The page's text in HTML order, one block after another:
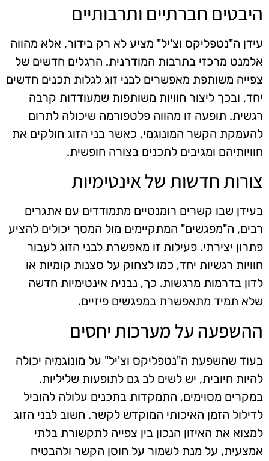
היבטים חברתיים ותרבותיים
עידן ה"נטפליקס וצ'יל" מציע לא רק בידור, אלא מהווה
אלמנט מרכזי בתרבות המודרנית. הרגלים חדשים של
צפייה משותפת מאפשרים לבני זוג לגלות תכנים חדשים
יחד, ובכך ליצור חוויות משותפות שמעודדות קרבה
רגשית. תופעה זו מהווה פלטפורמה שיכולה לתרום
להעמקת הקשר המונוגמי, כאשר בני הזוג חולקים את
חוויותיהם ומגיבים לתכנים בצורה חופשית.
צורות חדשות של אינטימיות
בעידן שבו קשרים רומנטיים מתמודדים עם אתגרים
רבים, ה"מפגשים" המתקיימים מול המסך יכולים להציע
פתרון יצירתי. פעילות זו מאפשרת לבני הזוג לעבור
חוויות רגשיות יחד, כמו לצחוק על סצנות קומיות או
לדון בדרמות מרגשות. כך, נבנית אינטימיות חדשה
שלא תמיד מתאפשרת במפגשים פיזיים.
ההשפעה על מערכות יחסים
בעוד שהשפעת ה"נטפליקס וצ'יל" על מונוגמיה יכולה
להיות חיובית, יש לשים לב גם לתופעות שליליות.
במקרים מסוימים, התמקדות בתכנים עלולה להוביל
לדילול הזמן האיכותי המוקדש לקשר. חשוב לבני הזוג
למצוא את האיזון הנכון בין צפייה לתקשורת בלתי
אמצעית, על מנת לשמור על חוסן הקשר ולהבטיח